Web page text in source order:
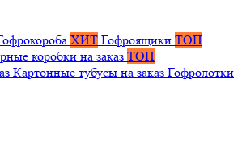
ХИТ Гофроящики ТОП
коробки на заказ ТОП
Картонные тубусы на заказ Гофролотки